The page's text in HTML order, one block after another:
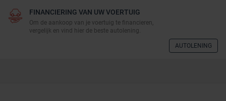
FINANCIERING VAN UW VOERTUIG
Om de aankoop van je voertuig te financieren,
vergelijk en vind hier de beste autolening.
AUTOLENING